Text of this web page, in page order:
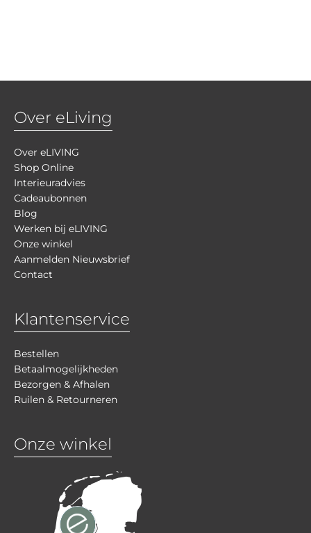
Over eLiving
Over eLIVING
Shop Online
Interieuradvies
Cadeaubonnen
Blog
Werken bij eLIVING
Onze winkel
Aanmelden Nieuwsbrief
Contact
Klantenservice
Bestellen
Betaalmogelijkheden
Bezorgen & Afhalen
Ruilen & Retourneren
Onze winkel